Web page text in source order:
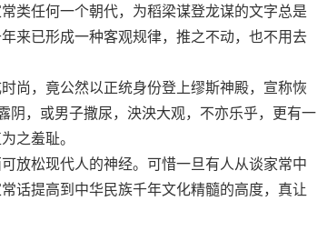
任何一个朝代，为稻梁谋登龙谋的文字总是
来已形成一种客观规律，推之不动，也不用去
，竟公然以正统身份登上缪斯神殿，宣称恢
阴，或男子撒尿，泱泱大观，不亦乐乎，更有一
之羞耻。
松现代人的神经。可惜一旦有人从谈家常中
话提高到中华民族千年文化精髓的高度，真让